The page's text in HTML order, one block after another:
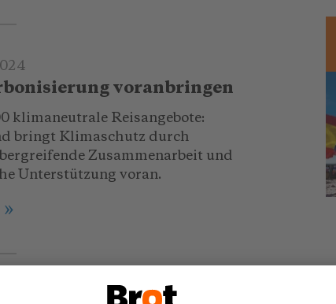
voranbringen
klimaneutrale Reisangebote:
bringt Klimaschutz durch
Zusammenarbeit und
Unterstützung voran.